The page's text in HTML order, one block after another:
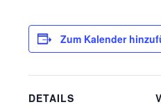
Zum Kalender
DETAILS